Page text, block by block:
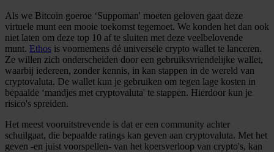
Als we Bitcoin goeroe ‘Suppoman' moeten geloven gaat deze
virtuele munt een mooie toekomst tegemoet. We konden het dan ook
niet laten om deze top 10 af te sluiten met deze veelbelovende
munt. Ethos is voornemens dé universele crypto wallet te lanceren.
Ze willen zich onderscheiden door een gebruiksvriendelijke wallet,
waarbij iedereen, zonder kennis, in kan stappen in de wereld van
cryptovaluta. De wallet kun je gebruiken om tegen lage kosten in
bepaalde ‘mandjes met cryptovaluta' te stappen. Hierdoor kun je
risico's spreiden.
Het meest vooruitstrevende is dat er een community achter
schuilgaat, die bepaalde ratings kan geven aan cryptovaluta. Met het
geven -en juist voorspellen- van het koersverloop van crypto's, kan